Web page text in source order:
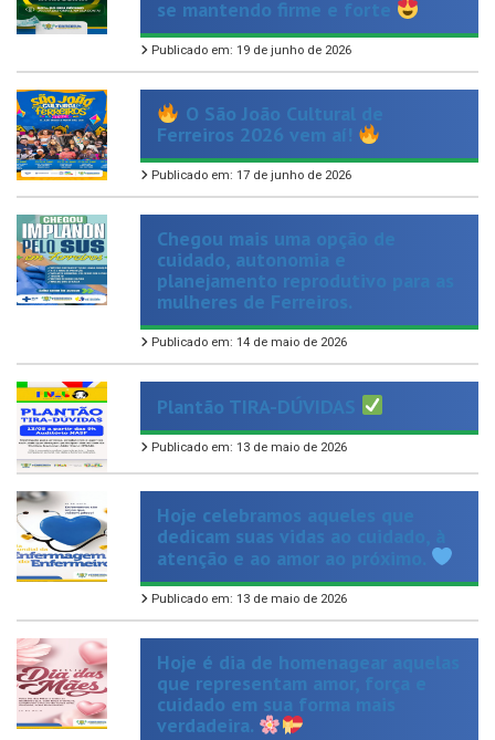
Publicado em: 19 de junho de 2026
O São João Cultural de
Ferreiros 2026 vem aí!
Publicado em: 17 de junho de 2026
Chegou mais uma opção de
cuidado, autonomia e
planejamento reprodutivo para as
mulheres de Ferreiros.
Publicado em: 14 de maio de 2026
Plantão TIRA-DÚVIDAS
Publicado em: 13 de maio de 2026
Hoje celebramos aqueles que
dedicam suas vidas ao cuidado, à
atenção e ao amor ao próximo.
Publicado em: 13 de maio de 2026
Hoje é dia de homenagear aquelas
que representam amor, força e
cuidado em sua forma mais
verdadeira.
Publicado em: 11 de maio de 2026